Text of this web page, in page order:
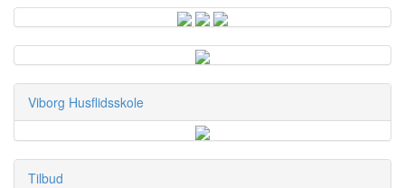
Viborg Husflidsskole
Tilbud